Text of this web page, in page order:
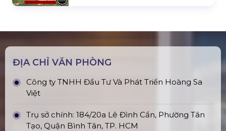
ĐỊA CHỈ VĂN PHÒNG
Công ty TNHH Đầu Tư Và Phát Triển Hoàng Sa
Việt
Trụ sở chính: 184/20a Lê Đình Cẩn, Phường Tân
Tạo, Quận Bình Tân, TP. HCM